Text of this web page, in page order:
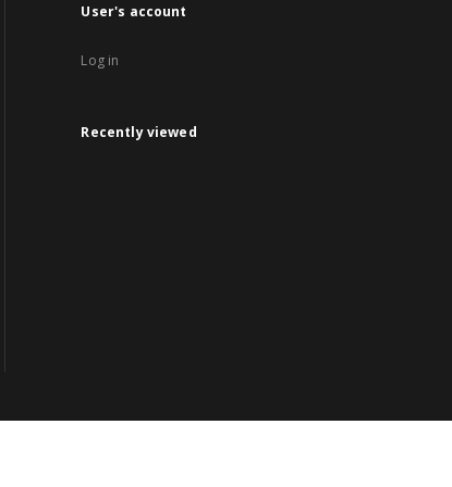
User's account
Log in
Recently viewed